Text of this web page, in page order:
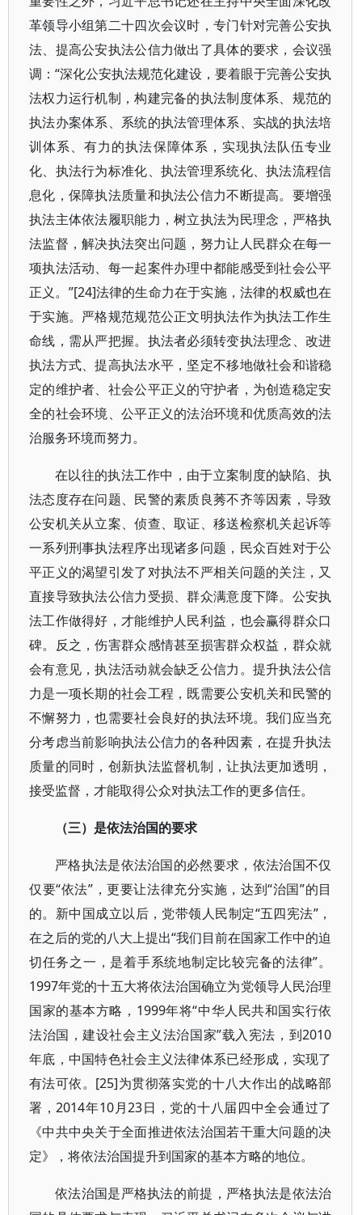
革领导小组第二十四次会议时，专门针对完善公安执
法、提高公安执法公信力做出了具体的要求，会议强
调：“深化公安执法规范化建设，要着眼于完善公安执
法权力运行机制，构建完备的执法制度体系、规范的
执法办案体系、系统的执法管理体系、实战的执法培
训体系、有力的执法保障体系，实现执法队伍专业
化、执法行为标准化、执法管理系统化、执法流程信
息化，保障执法质量和执法公信力不断提高。要增强
执法主体依法履职能力，树立执法为民理念，严格执
法监督，解决执法突出问题，努力让人民群众在每一
项执法活动、每一起案件办理中都能感受到社会公平
正义。”[24]法律的生命力在于实施，法律的权威也在
于实施。严格规范规范公正文明执法作为执法工作生
命线，需从严把握。执法者必须转变执法理念、改进
执法方式、提高执法水平，坚定不移地做社会和谐稳
定的维护者、社会公平正义的守护者，为创造稳定安
全的社会环境、公平正义的法治环境和优质高效的法
治服务环境而努力。
在以往的执法工作中，由于立案制度的缺陷、执
法态度存在问题、民警的素质良莠不齐等因素，导致
公安机关从立案、侦查、取证、移送检察机关起诉等
一系列刑事执法程序出现诸多问题，民众百姓对于公
平正义的渴望引发了对执法不严相关问题的关注，又
直接导致执法公信力受损、群众满意度下降。公安执
法工作做得好，才能维护人民利益，也会赢得群众口
碑。反之，伤害群众感情甚至损害群众权益，群众就
会有意见，执法活动就会缺乏公信力。提升执法公信
力是一项长期的社会工程，既需要公安机关和民警的
不懈努力，也需要社会良好的执法环境。我们应当充
分考虑当前影响执法公信力的各种因素，在提升执法
质量的同时，创新执法监督机制，让执法更加透明，
接受监督，才能取得公众对执法工作的更多信任。
（三）是依法治国的要求
严格执法是依法治国的必然要求，依法治国不仅
仅要“依法”，更要让法律充分实施，达到“治国”的目
的。新中国成立以后，党带领人民制定“五四宪法”，
在之后的党的八大上提出“我们目前在国家工作中的迫
切任务之一，是着手系统地制定比较完备的法律”。
1997年党的十五大将依法治国确立为党领导人民治理
国家的基本方略，1999年将“中华人民共和国实行依
法治国，建设社会主义法治国家”载入宪法，到2010
年底，中国特色社会主义法律体系已经形成，实现了
有法可依。[25]为贯彻落实党的十八大作出的战略部
署，2014年10月23日，党的十八届四中全会通过了
《中共中央关于全面推进依法治国若干重大问题的决
定》，将依法治国提升到国家的基本方略的地位。
依法治国是严格执法的前提，严格执法是依法治